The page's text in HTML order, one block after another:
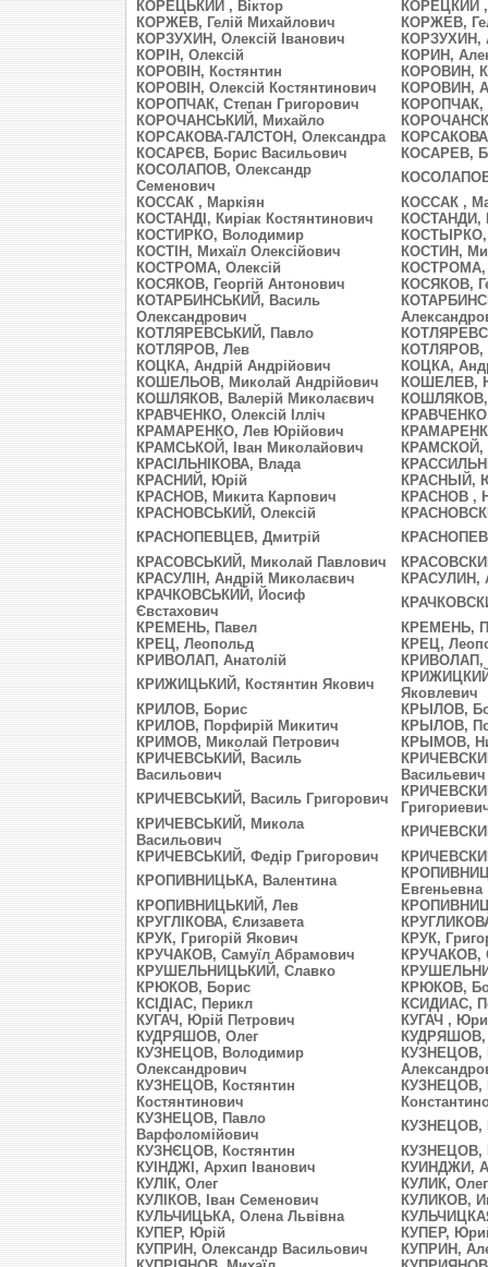
КОРЕЦЬКИЙ , Віктор
КОРЕЦКИЙ ,
КОРЖЕВ, Гелій Михайлович
КОРЖЕВ,
КОРЗУХИН, Олексій Іванович
КОРЗУХИН,
КОРІН, Олексій
КОРИН,
КОРОВІН, Костянтин
КОРОВИН,
КОРОВІН, Олексій Костянтинович
КОРОВИН,
КОРОПЧАК, Степан Григорович
КОРОПЧАК,
КОРОЧАНСЬКИЙ, Михайло
КОРСАКОВА-ГАЛСТОН, Олександра
КОСАРЄВ, Борис Васильович
КОСАРЕВ,
КОСОЛАПОВ, Олександр
Семенович
КОССАК , Маркіян
КОССАК ,
КОСТАНДІ, Киріак Костянтинович
КОСТАНДИ,
КОСТИРКО, Володимир
КОСТІН, Михаїл Олексійович
КОСТИН,
КОСТРОМА, Олексій
КОСТРОМА,
КОСЯКОВ, Георгiй Антонович
КОСЯКОВ,
КОТАРБИНСЬКИЙ, Василь
Олександрович
КОТЛЯРЕВСЬКИЙ, Павло
КОТЛЯРОВ, Лев
КОТЛЯРОВ,
КОЦКА, Андрій Андрійович
КОЦКА,
КОШЕЛЬОВ, Миколай Андрійович
КОШЕЛЕВ,
КОШЛЯКОВ, Валерій Миколаєвич
КОШЛЯКОВ,
КРАВЧЕНКО, Олексій Ілліч
КРАМАРЕНКО, Лев Юрійович
КРАМСЬКОЙ, Іван Миколайович
КРАМСКОЙ,
КРАСІЛЬНІКОВА, Влада
КРАСНИЙ, Юрій
КРАСНЫЙ,
КРАСНОВ, Микита Карпович
КРАСНОВ ,
КРАСНОВСЬКИЙ, Олексій
КРАСНОПЕВЦЕВ, Дмитрій
КРАСОВСЬКИЙ, Миколай Павлович
КРАСУЛІН, Андрій Миколаєвич
КРАСУЛИН,
КРАЧКОВСЬКИЙ, Йосиф
Євстахович
КРЕМЕНЬ, Павел
КРЕМЕНЬ,
КРЕЦ, Леопольд
КРЕЦ,
КРИВОЛАП, Анатолій
КРИВОЛАП,
КРИЖИЦЬКИЙ, Костянтин Якович
Яковлевич
КРИЛОВ, Борис
КРЫЛОВ,
КРИЛОВ, Порфирій Микитич
КРЫЛОВ,
КРИМОВ, Миколай Петрович
КРЫМОВ,
КРИЧЕВСЬКИЙ, Василь
Васильович
Васильевич
КРИЧЕВСЬКИЙ, Василь Григорович
КРИЧЕВСЬКИЙ, Микола
Васильович
КРИЧЕВСЬКИЙ, Федір Григорович
КРОПИВНИЦЬКА, Валентина
Евгеньевна
КРОПИВНИЦЬКИЙ, Лев
КРУГЛІКОВА, Єлизавета
КРУК, Григорій Якович
КРУК,
КРУЧАКОВ, Самуїл Абрамович
КРУЧАКОВ,
КРУШЕЛЬНИЦЬКИЙ, Славко
КРЮКОВ, Борис
КРЮКОВ,
КСІДІАС, Перикл
КСИДИАС,
КУГАЧ, Юрій Петрович
КУГАЧ ,
КУДРЯШОВ, Олег
КУДРЯШОВ,
КУЗНЕЦОВ, Володимир
Олександрович
КУЗНЕЦОВ,
КУЗНЕЦОВ, Костянтин
Костянтинович
КУЗНЕЦОВ,
КУЗНЕЦОВ, Павло
Варфоломійович
КУЗНЕЦОВ,
КУЗНЄЦОВ, Костянтин
КУЗНЕЦОВ,
КУІНДЖІ, Архип Іванович
КУИНДЖИ,
КУЛІК, Олег
КУЛИК, Олег
КУЛІКОВ, Іван Семенович
КУЛИКОВ,
КУЛЬЧИЦЬКА, Олена Львівна
КУПЕР, Юрій
КУПЕР,
КУПРИН, Олександр Васильович
КУПРИН,